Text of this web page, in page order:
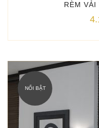
RÈM
NỔI BẬT